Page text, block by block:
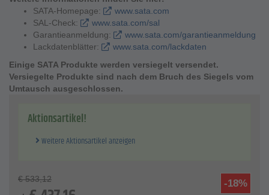
einwandfrei beschichtet werden.
Die Lackierpistole ist ideal zum Verarbeiten
unterschiedlichster Materialien – egal ob wasserbasierend
oder lösemittelhaltig.
einstellbarer Spritzstrahl mit feiner Zerstäubung erreicht.
Durch die spezielle Luftführung an den Hörnern der
Luftdüse werden Ablagerungen durch Rücknebel
Ein großer und glatter Materialkanal sorgt für besseren
Lackiervorgang sicher
Materialmengenregulierung, Rund-/Breitstrahlregulierung
zur Einhandbedienung und integrierter Luftmikrometer. Des
SATA-Homepage:
www.sata.com
SAL-Check:
www.sata.com/sal
Garantieanmeldung:
www.sata.com/garantieanmeldung
Lackdatenblätter:
www.sata.com/lackdaten
Einige SATA Produkte werden versiegelt versendet.
Versiegelte Produkte sind nach dem Bruch des Siegels vom
Umtausch ausgeschlossen.
Aktionsartikel!
Weitere Aktionsartikel anzeigen
-18%
€ 533,12